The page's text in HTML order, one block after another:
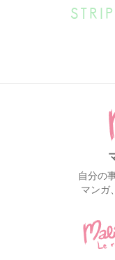
自分の
マンガ